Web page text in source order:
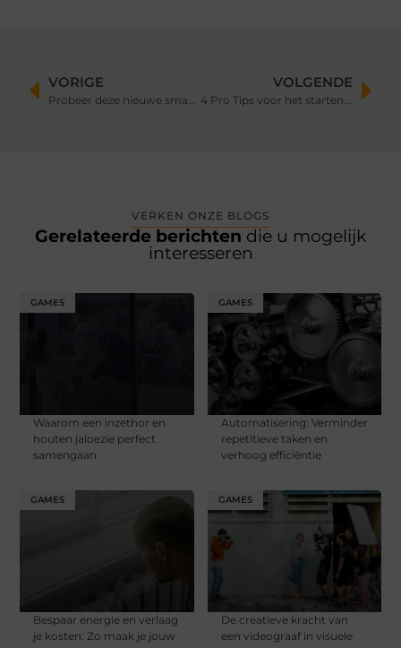
VORIGE
Probeer deze nieuwe smaken
VOLGENDE
4 Pro Tips voor het starten van jouw Coaching Business
VERKEN ONZE BLOGS
Gerelateerde berichten die u mogelijk
interesseren
GAMES
Waarom een inzethor en
houten jaloezie perfect
samengaan
GAMES
Automatisering: Verminder
repetitieve taken en
verhoog efficiëntie​
GAMES
Bespaar energie en verlaag
je kosten: Zo maak je jouw
GAMES
De creatieve kracht van
een videograaf in visuele